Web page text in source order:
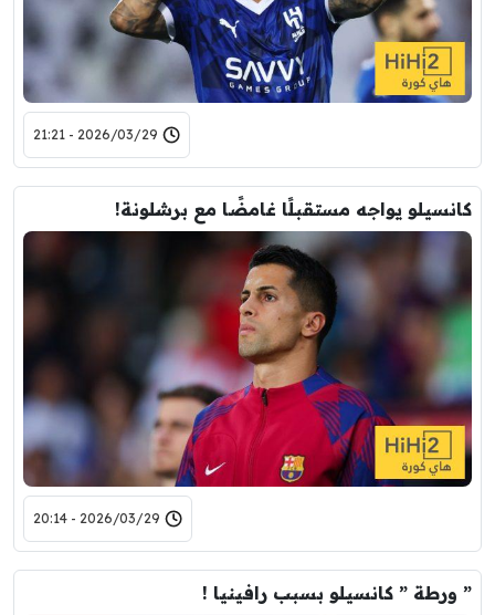
2026/03/29 - 21:21
كانسيلو يواجه مستقبلًا غامضًا مع برشلونة!
2026/03/29 - 20:14
” ورطة ” كانسيلو بسبب رافينيا !